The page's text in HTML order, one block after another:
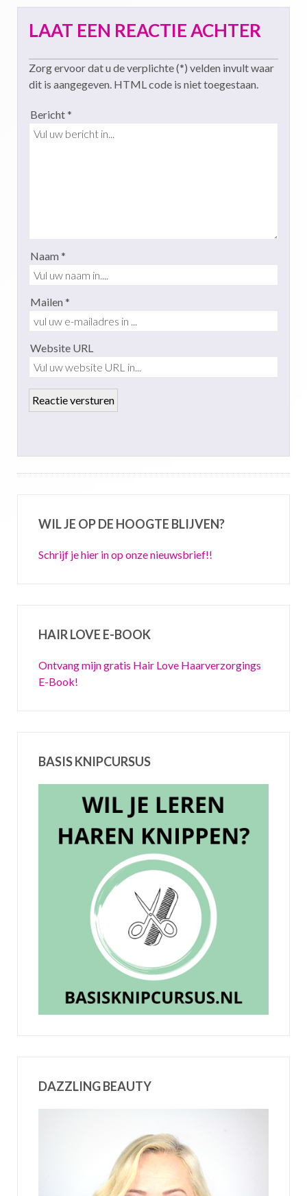
LAAT EEN REACTIE ACHTER
Zorg ervoor dat u de verplichte (*) velden invult waar
dit is aangegeven. HTML code is niet toegestaan.
Bericht *
Naam *
Mailen *
Website URL
WIL JE OP DE HOOGTE BLIJVEN?
Schrijf je hier in op onze nieuwsbrief!!
HAIR LOVE E-BOOK
Ontvang mijn gratis Hair Love Haarverzorgings
E-Book!
BASIS KNIPCURSUS
DAZZLING BEAUTY